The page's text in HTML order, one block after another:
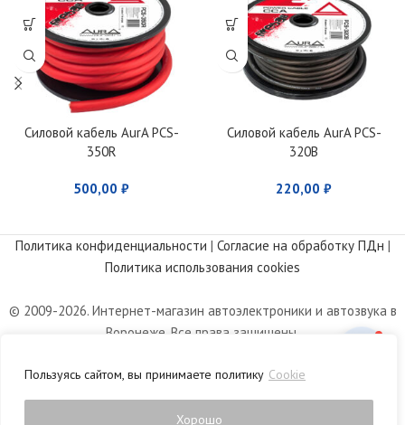
Пользуясь сайтом, вы принимаете политику Cookie
Хорошо
Силовой кабель AurA PCS-
350R
500,00 ₽
Силовой кабель AurA PCS-
320B
220,00 ₽
Политика конфиденциальности | Согласие на обработку ПДн |
Политика использования cookies
© 2009-2026. Интернет-магазин автоэлектроники и автозвука в
Воронеже. Все права защищены.
характер и не является публичной офертой, определяемой
положениями статьи 437 Гражданского кодекса РФ.